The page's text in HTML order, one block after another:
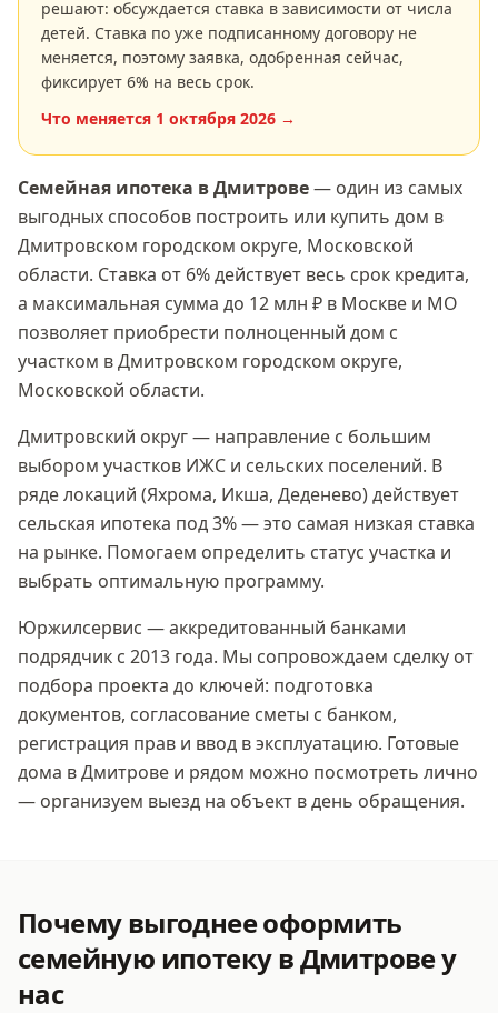
решают: обсуждается ставка в зависимости от числа
детей. Ставка по уже подписанному договору не
меняется, поэтому заявка, одобренная сейчас,
фиксирует 6% на весь срок.
Что меняется 1 октября 2026 →
Семейная ипотека в Дмитрове— один из самых
выгодных способов построить или купить дом в
Дмитровском городском округе, Московской
области. Ставка от 6%действует весь срок кредита,
а максимальная сумма до 12 млн ₽ в Москве и МО
позволяет приобрести полноценный дом с
участком вДмитровском городском округе,
Московской области.
Дмитровский округ — направление с большим
выбором участков ИЖС и сельских поселений. В
ряде локаций (Яхрома, Икша, Деденево) действует
сельская ипотека под 3% — это самая низкая ставка
на рынке. Помогаем определить статус участка и
выбрать оптимальную программу.
Юржилсервис — аккредитованный банками
подрядчик с 2013 года. Мы сопровождаем сделку от
подбора проекта до ключей: подготовка
документов, согласование сметы с банком,
регистрация прав и ввод в эксплуатацию. Готовые
дома в Дмитрове и рядом можно посмотреть лично
— организуем выезд на объект в день обращения.
Почему выгоднее оформить
семейную ипотекув Дмитровеу
нас